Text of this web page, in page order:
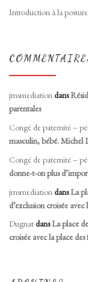
Introduction à la
jmsmediationdans
parentales
Congé de paternité –
masculin, bébé. Michel
Congé de paternité –
donne-t-on plus
jmsmediation dansLa
d’exclusion croisée
DugnatdansLa place
croisée avec la place